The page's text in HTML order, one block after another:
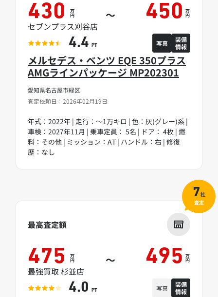
愛知県名古屋市緑区
査定依頼日：2026年02月19日
メルセデス・ベンツ EQE 350プラス
AMGラインパッケージ MP202301
年式：2022年 | 走行：～1万キロ | 色：灰(グレー)系 |
車検：2027年11月 | 乗車定員： 5名 | ドア： 4枚 | 燃
料：その他 | ミッション：AT | ハンドル：右 | 修復
歴：なし
430 万
円 ～ 450 万
円
セブンプラス刈谷店
4.4 PT 写真
装備
情報
最高査定額
475 万
円 ～ 495 万
円
最強買取 杉並店
4.0 PT 写真
装備
情報
7社
査定